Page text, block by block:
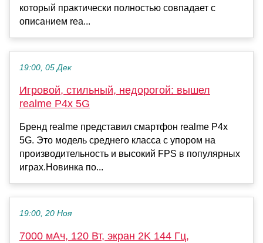
который практически полностью совпадает с
описанием rea...
19:00, 05 Дек
Игровой, стильный, недорогой: вышел
realme P4x 5G
Бренд realme представил смартфон realme P4x
5G. Это модель среднего класса с упором на
производительность и высокий FPS в популярных
играх.Новинка по...
19:00, 20 Ноя
7000 мАч, 120 Вт, экран 2K 144 Гц,